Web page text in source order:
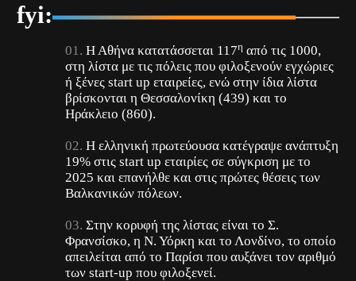
fyi:
Η Αθήνα κατατάσσεται 117η από τις 1000,
στη λίστα με τις πόλεις που φιλοξενούν εγχώριες
ή ξένες start up εταιρείες, ενώ στην ίδια λίστα
βρίσκονται η Θεσσαλονίκη (439) και το
Ηράκλειο (860).
H ελληνική πρωτεύουσα κατέγραψε ανάπτυξη
19% στις start up εταιρίες σε σύγκριση με το
2025 και επανήλθε και στις πρώτες θέσεις των
Βαλκανικών πόλεων.
Στην κορυφή της λίστας είναι το Σ.
Φρανσίσκο, η Ν. Υόρκη και το Λονδίνο, το οποίο
απειλείται από το Παρίσι που αυξάνει τον αριθμό
των start-up που φιλοξενεί.